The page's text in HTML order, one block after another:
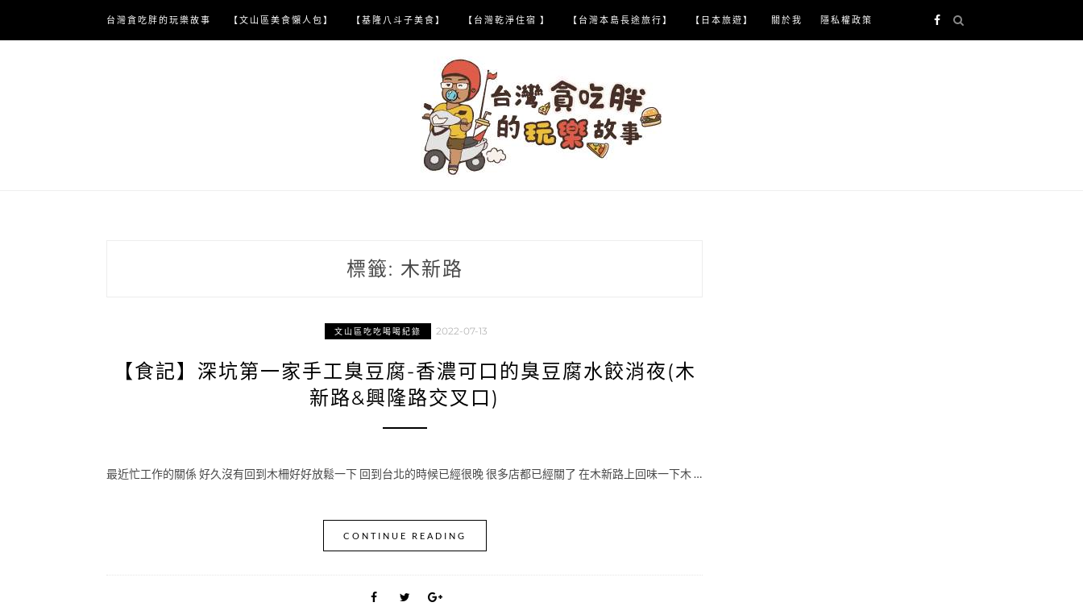
content
台灣貪吃胖的玩樂故事 【文山區美食懶人包】 【基隆八斗子美食】 【台灣乾淨住宿 】 【台灣本島長途旅行】 【日本旅遊】 關於我 隱私權政策
標籤: 木新路
文山區吃吃喝喝紀錄 2022-07-13
【食記】深坑第一家手工臭豆腐-香濃可口的臭豆腐水餃消夜(木
新路&興隆路交叉口)
最近忙工作的關係 好久沒有回到木柵好好放鬆一下 回到台北的時候已經很晚 很多店都已經關了 在木新路上回味一下木 …
CONTINUE READING